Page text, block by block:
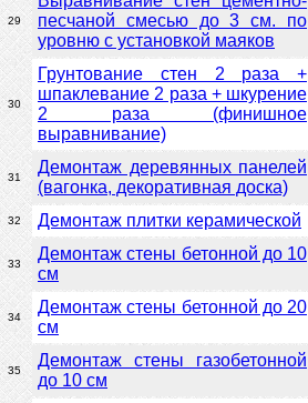
29
песчаной смесью до 3 см. по
уровню с установкой маяков
30
Грунтование стен 2 раза +
шпаклевание 2 раза + шкурение
2 раза (финишное
выравнивание)
31
Демонтаж деревянных панелей
(вагонка, декоративная доска)
32 Демонтаж плитки керамической
33
Демонтаж стены бетонной до 10
см
34
Демонтаж стены бетонной до 20
см
35
Демонтаж стены газобетонной
до 10 см